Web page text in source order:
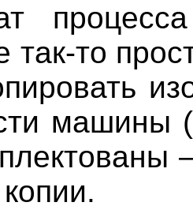
так-то
машины